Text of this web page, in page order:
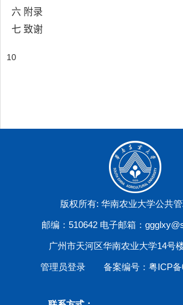
六 附录
七 致谢
10
版权所有: 华南农业大学公共
邮编：510642 电子邮箱：
广州市天河区华南农业大学14号
管理员登录 备案编号：粤ICP